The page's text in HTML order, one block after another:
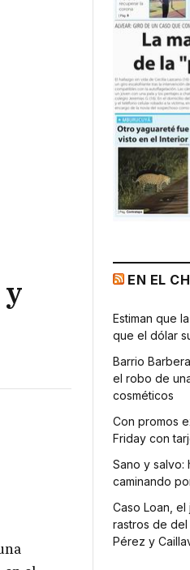
y
EN EL
Estiman que
que el dólar
Barrio
el robo de
cosméticos
Con promos
Friday con
Sano y salvo:
caminando
Caso Loan,
rastros de
Pérez y